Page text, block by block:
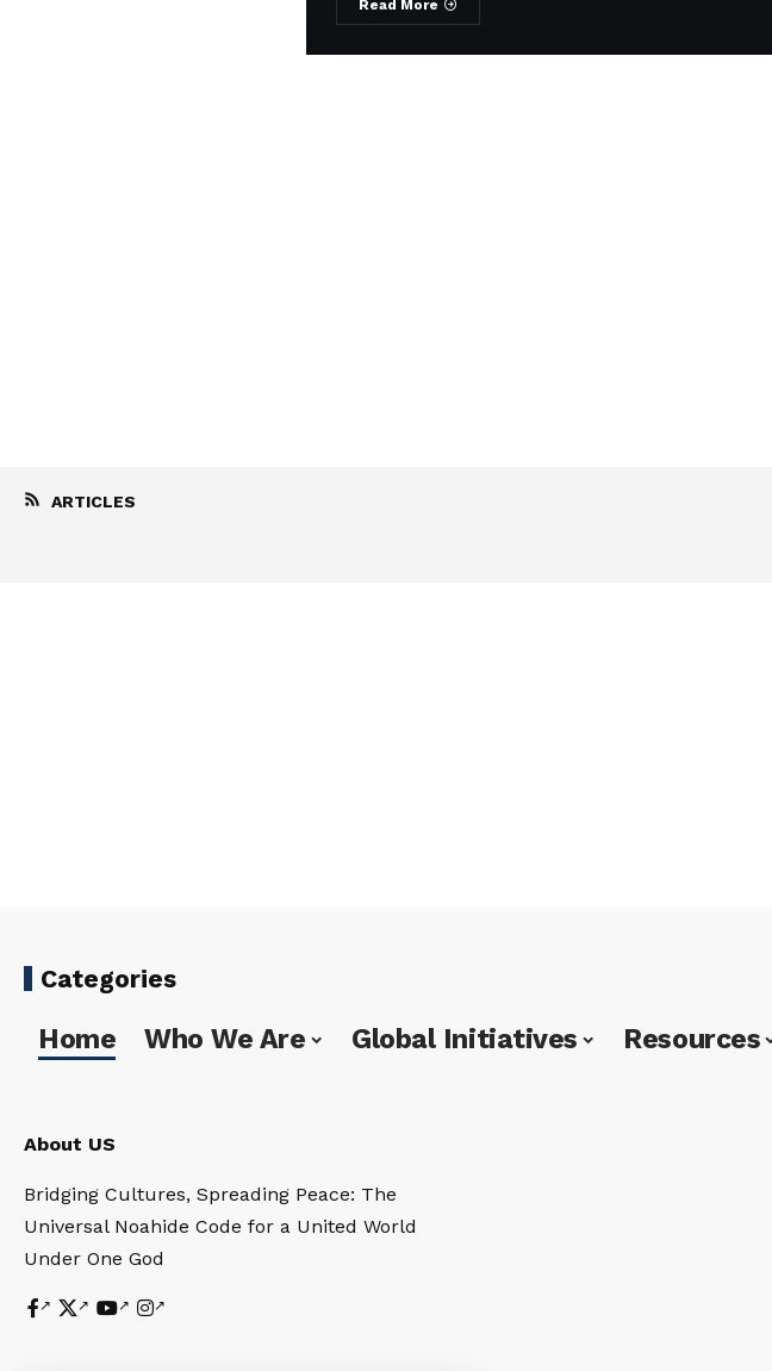
Read More
ARTICLES
Categories
Home Who We Are Global Initiatives Resources
About US
Bridging Cultures, Spreading Peace: The
Universal Noahide Code for a United World
Under One God